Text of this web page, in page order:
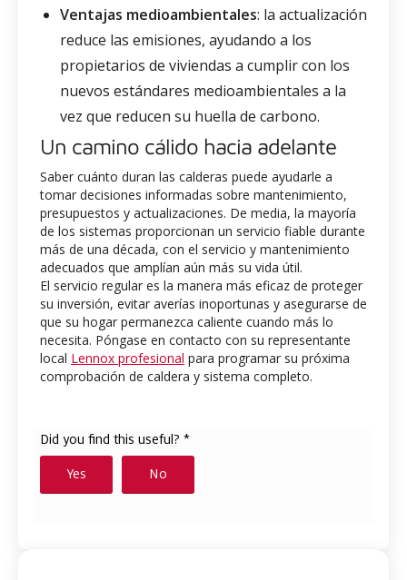
Ventajas medioambientales: la actualización
reduce las emisiones, ayudando a los
propietarios de viviendas a cumplir con los
nuevos estándares medioambientales a la
vez que reducen su huella de carbono.
Un camino cálido hacia adelante
Saber cuánto duran las calderas puede ayudarle a
tomar decisiones informadas sobre mantenimiento,
presupuestos y actualizaciones. De media, la mayoría
de los sistemas proporcionan un servicio fiable durante
más de una década, con el servicio y mantenimiento
adecuados que amplían aún más su vida útil.
El servicio regular es la manera más eficaz de proteger
su inversión, evitar averías inoportunas y asegurarse de
que su hogar permanezca caliente cuando más lo
necesita. Póngase en contacto con su representante
local Lennox profesional para programar su próxima
comprobación de caldera y sistema completo.